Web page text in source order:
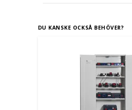
DU KANSKE OCKSÅ BEHÖVER?